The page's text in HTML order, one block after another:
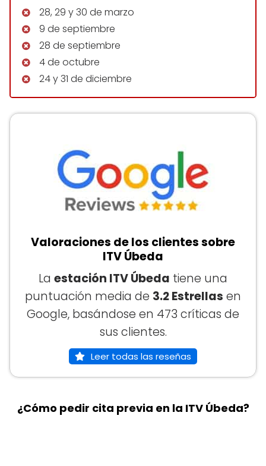
28, 29 y 30 de marzo
9 de septiembre
28 de septiembre
4 de octubre
24 y 31 de diciembre
Valoraciones de los clientes sobre
ITV Úbeda
La estación ITV Úbeda tiene una
puntuación media de 3.2 Estrellas en
Google, basándose en 473 críticas de
sus clientes.
Leer todas las reseñas
¿Cómo pedir cita previa en la ITV Úbeda?